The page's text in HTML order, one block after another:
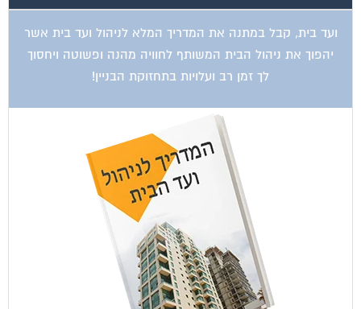
ועד בית, קבל במתנה את המדריך המלא לניהול ועד בית אשר
יהפוך את ניהול הבית המשותף לחוויה מהנה ופשוטה ויחסוך
לך זמן רב ועלויות בתחזוקת הבניין!